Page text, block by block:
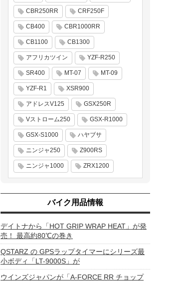
CBR250RR CRF250F
CB400 CBR1000RR
CB1100 CB1300
アフリカツイン YZF-R250
SR400 MT-07 MT-09
YZF-R1 XSR900
アドレスV125 GSX250R
Vストローム250 GSX-R1000
GSX-S1000 ハヤブサ
ニンジャ250 Z900RS
ニンジャ1000 ZRX1200
バイク用品情報
デイトナから「HOT GRIP WRAP HEAT」が発
売！ 最高約80℃の巻き
QSTARZ の GPSラップタイマーにシリーズ最
小ボディ「LT-9000S」が
ウインズジャパンが「A-FORCE RR チョップ